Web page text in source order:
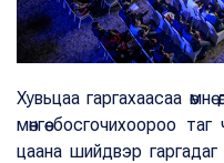
Хувьцаа гаргахаасаа өмнө
мөнгөө босгочихоороо
цаана шийдвэр